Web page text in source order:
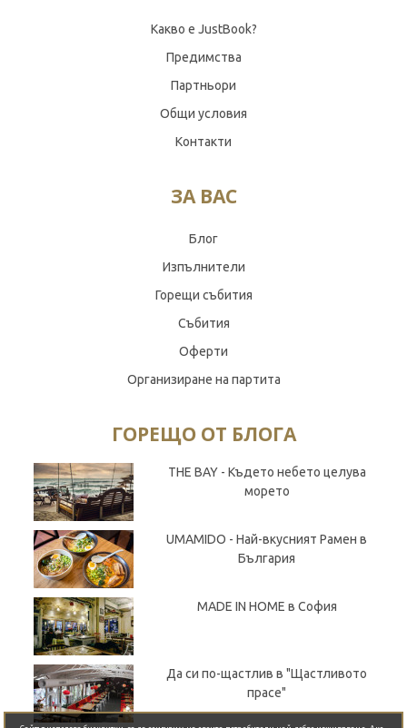
Какво е JustBook?
Предимства
Партньори
Общи условия
Контакти
ЗА ВАС
Блог
Изпълнители
Горещи събития
Събития
Оферти
Организиране на партита
ГОРЕЩО ОТ БЛОГА
THE BAY - Където небето целува
морето
UMAMIDO - Най-вкусният Рамен в
България
MADE IN HOME в София
Да си по-щастлив в "Щастливото
прасе"